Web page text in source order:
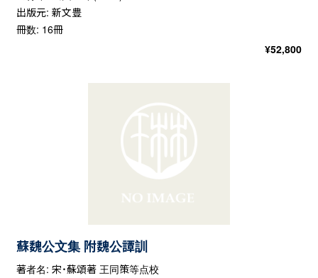
出版元: 新文豊
冊数: 16冊
¥52,800
蘇魏公文集 附魏公譚訓
著者名: 宋・蘇頌著 王同策等点校